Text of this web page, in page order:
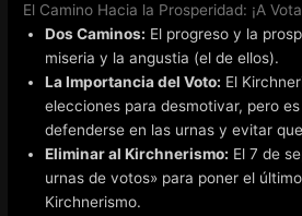
El Camino Hacia la Prosperidad: ¡A
Dos Caminos: El progreso y la
miseria y la angustia (el de ellos).
La Importancia del Voto: El
elecciones para desmotivar, pero
defenderse en las urnas y evitar
Eliminar al Kirchnerismo: El 7 de
urnas de votos» para poner el
Kirchnerismo.